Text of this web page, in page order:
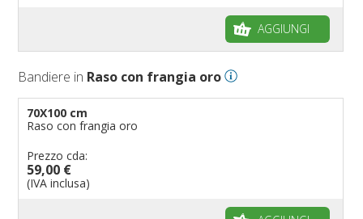
AGGIUNGI
Bandiere in Raso con frangia oro
70X100 cm
Raso con frangia oro
Prezzo cda:
59,00 €
(IVA inclusa)